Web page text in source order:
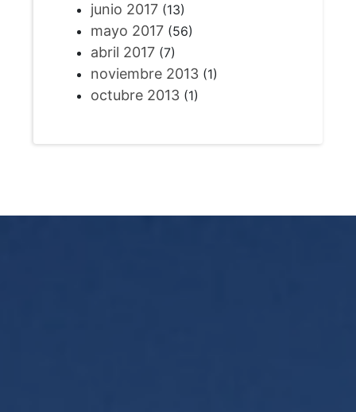
junio 2017(13)
mayo 2017(56)
abril 2017(7)
noviembre 2013(1)
octubre 2013(1)